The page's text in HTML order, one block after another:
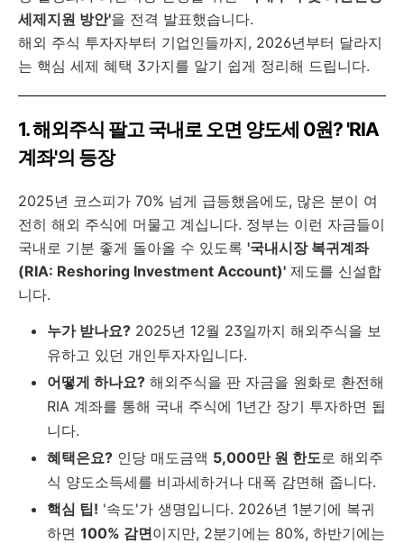
세제지원 방안'을 전격 발표했습니다.
해외 주식 투자자부터 기업인들까지, 2026년부터 달라지
는 핵심 세제 혜택 3가지를 알기 쉽게 정리해 드립니다.
1. 해외주식 팔고 국내로 오면 양도세 0원? 'RIA
계좌'의 등장
2025년 코스피가 70% 넘게 급등했음에도, 많은 분이 여
전히 해외 주식에 머물고 계십니다. 정부는 이런 자금들이
국내로 기분 좋게 돌아올 수 있도록 '국내시장 복귀계좌
(RIA: Reshoring Investment Account)' 제도를 신설합
니다.
누가 받나요? 2025년 12월 23일까지 해외주식을 보
유하고 있던 개인투자자입니다.
어떻게 하나요? 해외주식을 판 자금을 원화로 환전해
RIA 계좌를 통해 국내 주식에 1년간 장기 투자하면 됩
니다.
혜택은요? 인당 매도금액 5,000만 원 한도로 해외주
식 양도소득세를 비과세하거나 대폭 감면해 줍니다.
핵심 팁! '속도'가 생명입니다. 2026년 1분기에 복귀
하면 100% 감면이지만, 2분기에는 80%, 하반기에는